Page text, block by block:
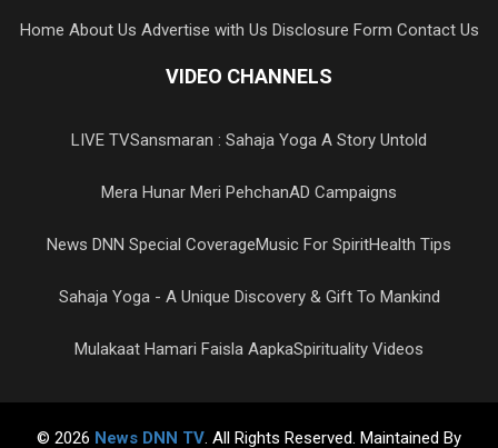
Home About Us Advertise with Us Disclosure Form Contact Us
VIDEO CHANNELS
LIVE TVSansmaran : Sahaja Yoga A Story Untold
Mera Hunar Meri PehchanAD Campaigns
News DNN Special CoverageMusic For SpiritHealth Tips
Sahaja Yoga - A Unique Discovery & Gift To Mankind
Mulakaat Hamari Faisla AapkaSpirituality Videos
© 2026 News DNN TV. All Rights Reserved. Maintained By